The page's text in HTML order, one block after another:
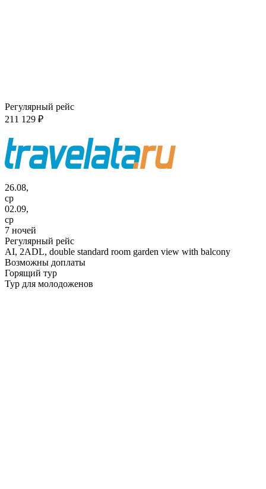
Регулярный рейс
211 129 ₽
26.08,
ср
02.09,
ср
7 ночей
Регулярный рейс
AI, 2ADL, double standard room garden view with balcony
Возможны доплаты
Горящий тур
Тур для молодоженов